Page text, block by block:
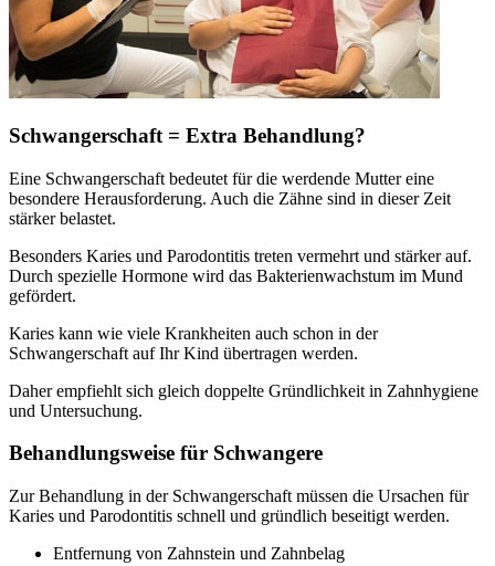
Schwangerschaft = Extra Behandlung?
Eine Schwangerschaft bedeutet für die werdende Mutter eine
besondere Herausforderung. Auch die Zähne sind in dieser Zeit
stärker belastet.
Besonders Karies und Parodontitis treten vermehrt und stärker auf.
Durch spezielle Hormone wird das Bakterienwachstum im Mund
gefördert.
Karies kann wie viele Krankheiten auch schon in der
Schwangerschaft auf Ihr Kind übertragen werden.
Daher empfiehlt sich gleich doppelte Gründlichkeit in Zahnhygiene
und Untersuchung.
Behandlungsweise für Schwangere
Zur Behandlung in der Schwangerschaft müssen die Ursachen für
Karies und Parodontitis schnell und gründlich beseitigt werden.
Entfernung von Zahnstein und Zahnbelag